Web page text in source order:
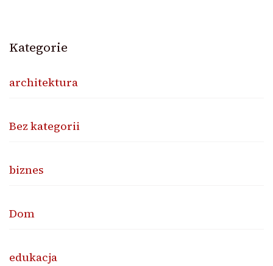
Kategorie
architektura
Bez kategorii
biznes
Dom
edukacja